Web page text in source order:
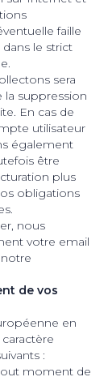
faille
le strict
sera
suppression
En cas de
utilisateur
également
être
plus
obligations
nous
votre email
de vos
en
:
moment de